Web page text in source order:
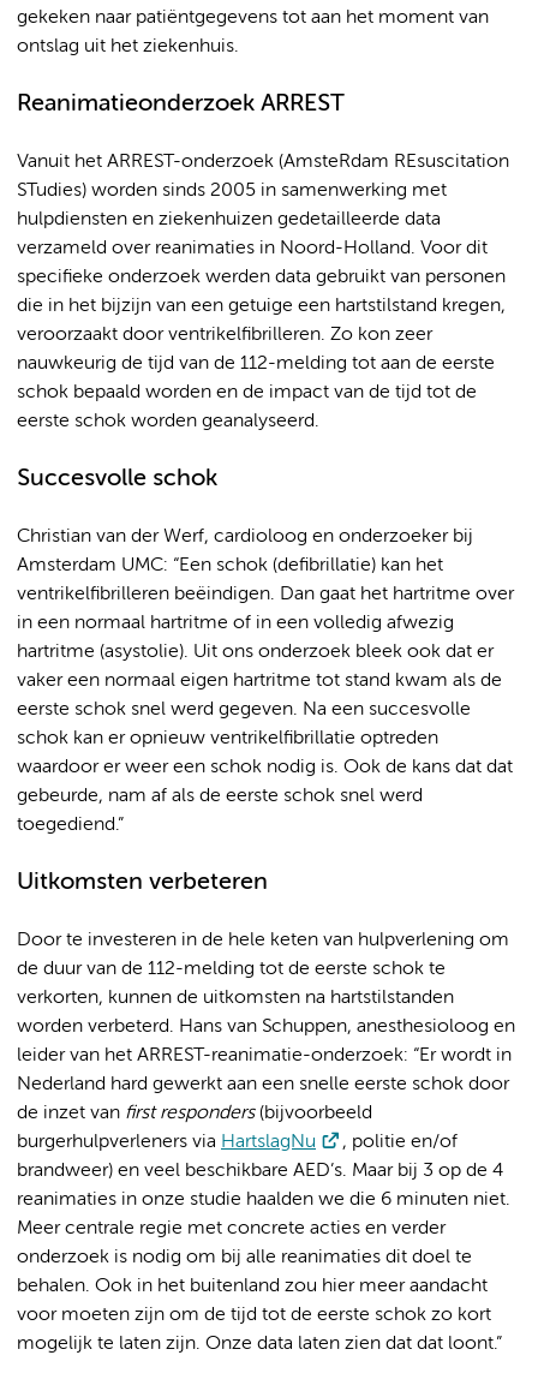
gekeken naar patiëntgegevens tot aan het moment van
ontslag uit het ziekenhuis.
Reanimatieonderzoek ARREST
Vanuit het ARREST-onderzoek (AmsteRdam REsuscitation
STudies) worden sinds 2005 in samenwerking met
hulpdiensten en ziekenhuizen gedetailleerde data
verzameld over reanimaties in Noord-Holland. Voor dit
specifieke onderzoek werden data gebruikt van personen
die in het bijzijn van een getuige een hartstilstand kregen,
veroorzaakt door ventrikelfibrilleren. Zo kon zeer
nauwkeurig de tijd van de 112-melding tot aan de eerste
schok bepaald worden en de impact van de tijd tot de
eerste schok worden geanalyseerd.
Succesvolle schok
Christian van der Werf, cardioloog en onderzoeker bij
Amsterdam UMC: “Een schok (defibrillatie) kan het
ventrikelfibrilleren beëindigen. Dan gaat het hartritme over
in een normaal hartritme of in een volledig afwezig
hartritme (asystolie). Uit ons onderzoek bleek ook dat er
vaker een normaal eigen hartritme tot stand kwam als de
eerste schok snel werd gegeven. Na een succesvolle
schok kan er opnieuw ventrikelfibrillatie optreden
waardoor er weer een schok nodig is. Ook de kans dat dat
gebeurde, nam af als de eerste schok snel werd
toegediend.”
Uitkomsten verbeteren
Door te investeren in de hele keten van hulpverlening om
de duur van de 112-melding tot de eerste schok te
verkorten, kunnen de uitkomsten na hartstilstanden
worden verbeterd. Hans van Schuppen, anesthesioloog en
leider van het ARREST-reanimatie-onderzoek: “Er wordt in
Nederland hard gewerkt aan een snelle eerste schok door
de inzet van first responders(bijvoorbeeld
burgerhulpverleners via HartslagNu
, politie en/of
brandweer) en veel beschikbare AED’s. Maar bij 3 op de 4
reanimaties in onze studie haalden we die 6 minuten niet.
Meer centrale regie met concrete acties en verder
onderzoek is nodig om bij alle reanimaties dit doel te
behalen. Ook in het buitenland zou hier meer aandacht
voor moeten zijn om de tijd tot de eerste schok zo kort
mogelijk te laten zijn. Onze data laten zien dat dat loont.”